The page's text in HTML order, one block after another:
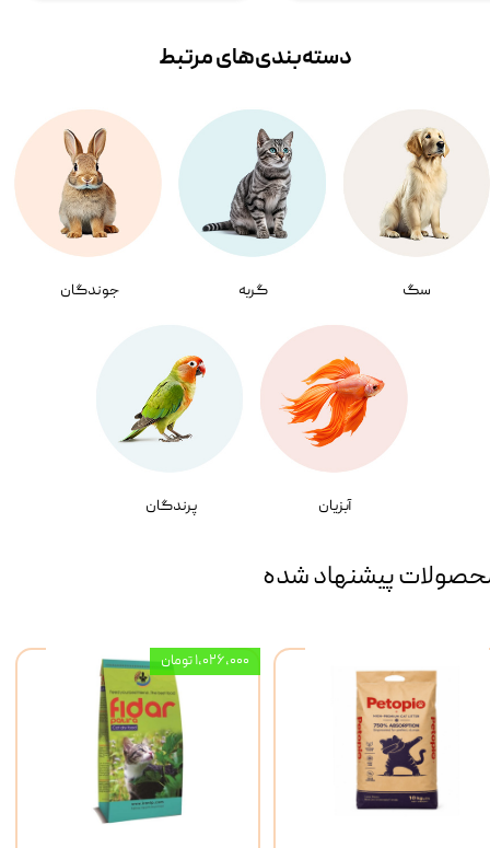
سگ گربه جوندگان
آبزیان پرندگان
دسته‌بندی‌‌های مرتبط
پیشنهاد شده
۱,۰۲۶,۰۰۰ تومان